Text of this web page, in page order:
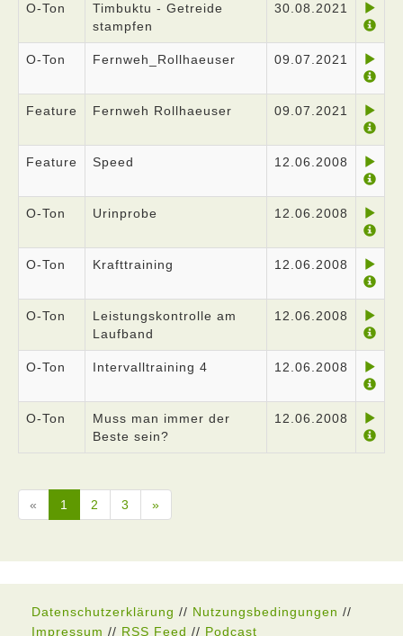
O-Ton
Timbuktu - Getreide
stampfen
30.08.2021
O-Ton Fernweh_Rollhaeuser 09.07.2021
Feature Fernweh Rollhaeuser 09.07.2021
Feature Speed 12.06.2008
O-Ton Urinprobe 12.06.2008
O-Ton Krafttraining 12.06.2008
O-Ton
Leistungskontrolle am
Laufband
12.06.2008
O-Ton Intervalltraining 4 12.06.2008
O-Ton
Muss man immer der
Beste sein?
12.06.2008
« 1 2 3 »
Datenschutzerklärung // Nutzungsbedingungen //
Impressum // RSS Feed // Podcast